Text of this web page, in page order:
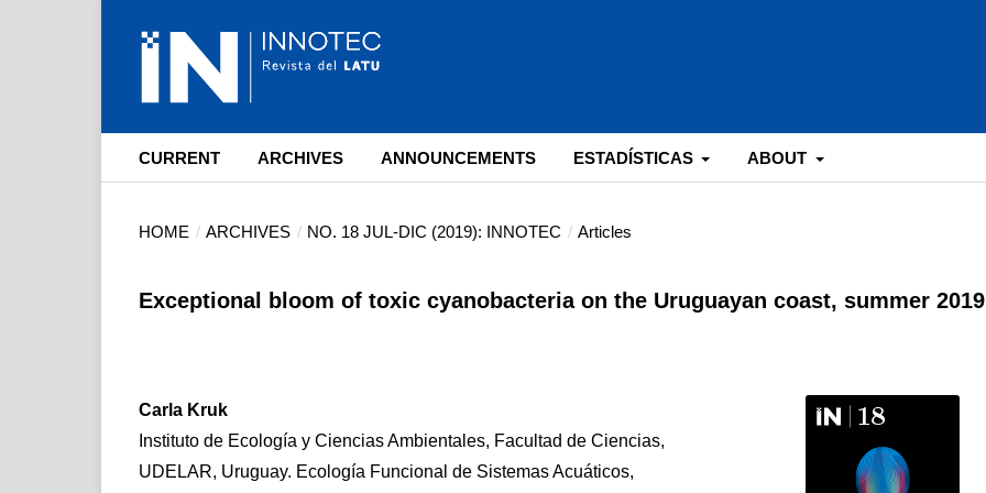
CURRENT ARCHIVES ANNOUNCEMENTS ESTADÍSTICAS ABOUT
HOME / ARCHIVES / NO. 18 JUL-DIC (2019): INNOTEC / Articles
Exceptional bloom of toxic cyanobacteria on the Uruguayan coast, summer 2019
Carla Kruk
Instituto de Ecología y Ciencias Ambientales, Facultad de Ciencias,
UDELAR, Uruguay. Ecología Funcional de Sistemas Acuáticos,